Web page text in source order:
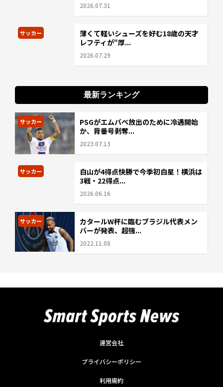
2026.07.31
サッカー
薄くて軽いシューズを好む18歳の天才
レフティが“厚...
2026.07.29
最新ランキング
サッカー
PSGがエムバペ放出のために冷遇開始
か、背番号剥奪...
2023.07.13
サッカー
白山が4得点快勝で今季初白星！横浜は
3戦・22得点...
2026.06.16
サッカー
カタールW杯に臨むブラジル代表メン
バーが発表、超強...
2022.11.08
運営会社
プライバシーポリシー
利用規約